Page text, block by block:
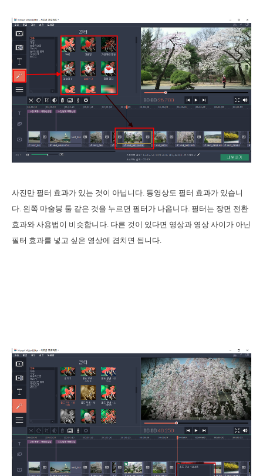
사진만 필터 효과가 있는 것이 아닙니다. 동영상도 필터 효과가 있습니
다. 왼쪽 마술봉 툴 같은 것을 누르면 필터가 나옵니다. 필터는 장면 전환
효과와 사용법이 비슷합니다. 다른 것이 있다면 영상과 영상 사이가 아닌
필터 효과를 넣고 싶은 영상에 겹치면 됩니다.